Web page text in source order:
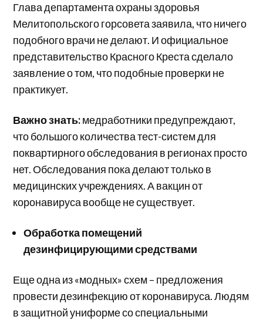
Глава департамента охраны здоровья
Мелитопольского горсовета заявила, что ничего
подобного врачи не делают. И официальное
представительство Красного Креста сделало
заявление о том, что подобные проверки не
практикует.
Важно знать:медработники предупреждают,
что большого количества тест-систем для
поквартирного обследования в регионах просто
нет. Обследования пока делают только в
медицинских учреждениях. А вакцин от
коронавируса вообще не существует.
Обработка помещений
дезинфицирующими средствами
Еще одна из «модных» схем – предложения
провести дезинфекцию от коронавируса. Людям
в защитной униформе со специальными